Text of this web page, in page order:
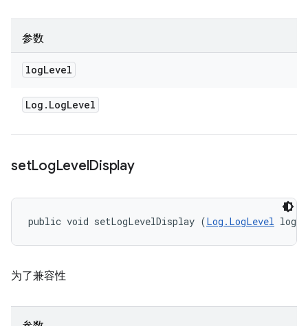
参数
logLevel
Log . LogLevel
setLogLevelDisplay
public void setLogLevelDisplay (Log.LogLevel
为了兼容性